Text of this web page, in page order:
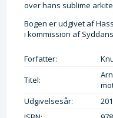
over hans sublime
Bogen er udgivet af
i kommission af
Forfatter:
Titel:
Udgivelsesår: